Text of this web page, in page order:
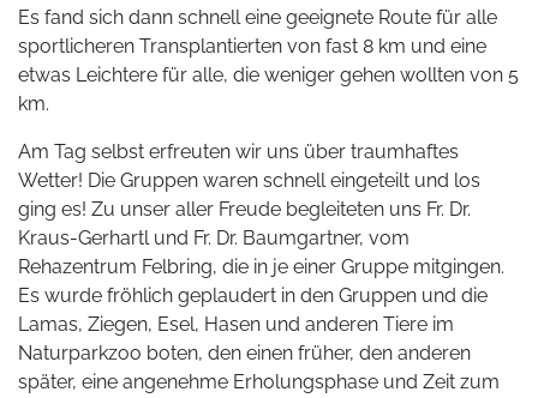
Es fand sich dann schnell eine geeignete Route für alle
sportlicheren Transplantierten von fast 8 km und eine
etwas Leichtere für alle, die weniger gehen wollten von 5
km.
Am Tag selbst erfreuten wir uns über traumhaftes
Wetter! Die Gruppen waren schnell eingeteilt und los
ging es! Zu unser aller Freude begleiteten uns Fr. Dr.
Kraus-Gerhartl und Fr. Dr. Baumgartner, vom
Rehazentrum Felbring, die in je einer Gruppe mitgingen.
Es wurde fröhlich geplaudert in den Gruppen und die
Lamas, Ziegen, Esel, Hasen und anderen Tiere im
Naturparkzoo boten, den einen früher, den anderen
später, eine angenehme Erholungsphase und Zeit zum